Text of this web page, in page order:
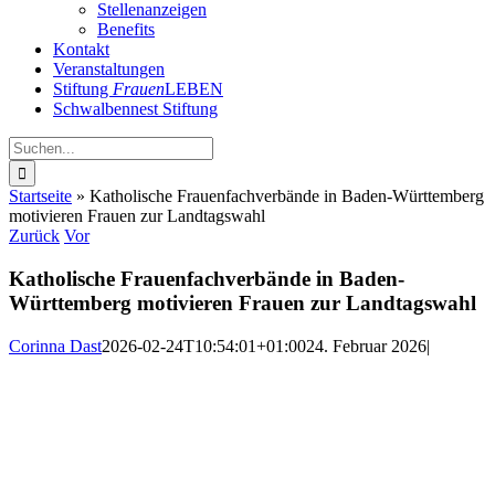
Stellenanzeigen
Benefits
Kontakt
Veranstaltungen
Stiftung FrauenLEBEN
Schwalbennest Stiftung
Suche
nach:
Startseite » Katholische Frauenfachverbände in Baden-Württemberg
motivieren Frauen zur Landtagswahl
Zurück Vor
Katholische Frauenfachverbände in Baden-
Württemberg motivieren Frauen zur Landtagswahl
Corinna Dast2026-02-24T10:54:01+01:0024. Februar 2026|